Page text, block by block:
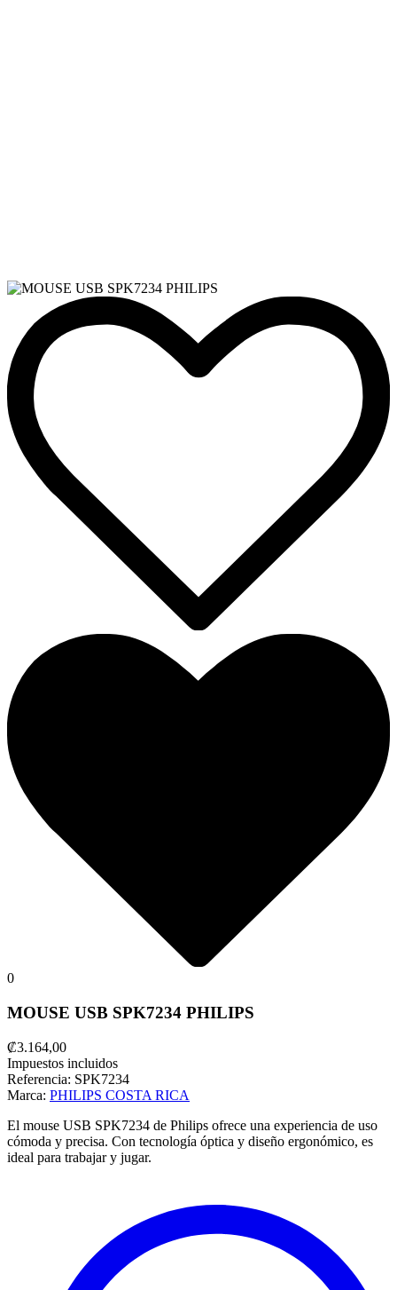
0
MOUSE USB SPK7234 PHILIPS
₡3.164,00
Impuestos incluidos
Referencia: SPK7234
Marca: PHILIPS COSTA RICA
El mouse USB SPK7234 de Philips ofrece una experiencia de uso
cómoda y precisa. Con tecnología óptica y diseño ergonómico, es
ideal para trabajar y jugar.